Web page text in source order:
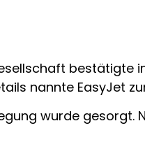
bestätigte
nannte EasyJet
wurde gesorgt.